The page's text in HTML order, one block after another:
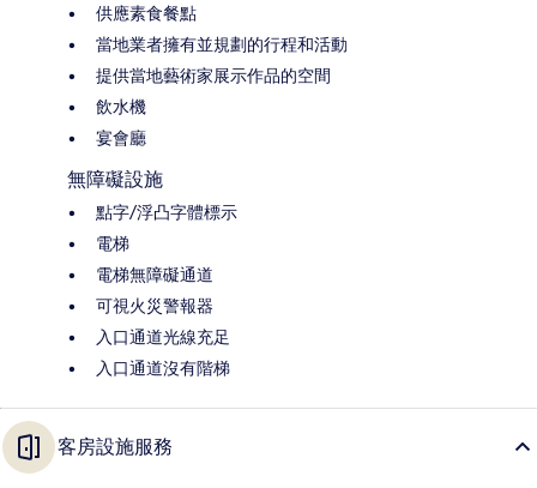
供應素食餐點
當地業者擁有並規劃的行程和活動
提供當地藝術家展示作品的空間
飲水機
宴會廳
無障礙設施
點字/浮凸字體標示
電梯
電梯無障礙通道
可視火災警報器
入口通道光線充足
入口通道沒有階梯
客房設施服務